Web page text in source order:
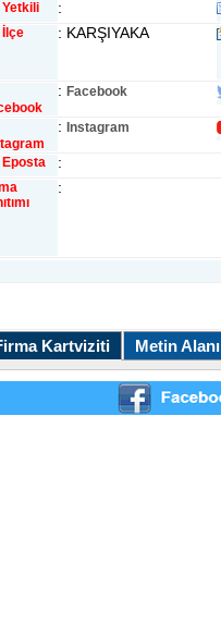
Yetkili :
İlçe : KARŞIYAKA
: Facebook
: Instagram
Eposta :
:
Kartviziti Metin Alanı